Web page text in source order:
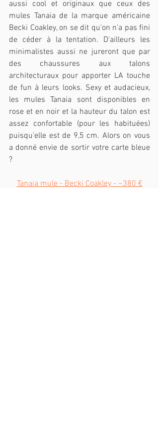
aussi cool et originaux que ceux des
mules Tanaia de la marque américaine
Becki Coakley, on se dit qu'on n'a pas fini
de céder à la tentation. D'ailleurs les
minimalistes aussi ne jureront que par
des chaussures aux talons
architecturaux pour apporter LA touche
de fun à leurs looks. Sexy et audacieux,
les mules Tanaia sont disponibles en
rose et en noir et la hauteur du talon est
assez confortable (pour les habituées)
puisqu'elle est de 9,5 cm. Alors on vous
a donné envie de sortir votre carte bleue
?
Tanaia mule - Becki Coakley - ~380 €